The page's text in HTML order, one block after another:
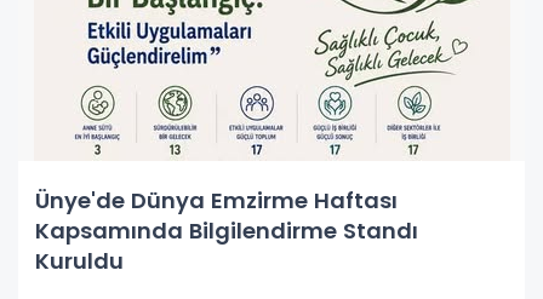
Ünye'de Dünya Emzirme Haftası
Kapsamında Bilgilendirme Standı
Kuruldu